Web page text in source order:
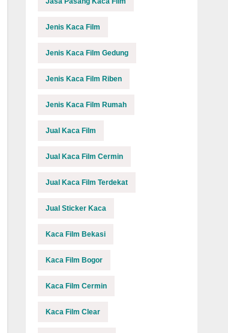
Jenis Kaca Film
Jenis Kaca Film Gedung
Jenis Kaca Film Riben
Jenis Kaca Film Rumah
Jual Kaca Film
Jual Kaca Film Cermin
Jual Kaca Film Terdekat
Jual Sticker Kaca
Kaca Film Bekasi
Kaca Film Bogor
Kaca Film Cermin
Kaca Film Clear